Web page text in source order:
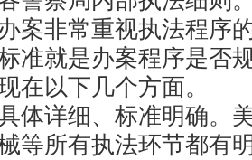
案非常重视执法程序
准就是办案程序是否
在以下几个方面。
详细、标准明确。
等所有执法环节都有